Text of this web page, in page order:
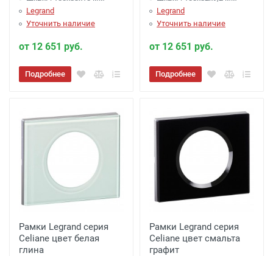
Legrand
Уточнить наличие
от 12 651 руб.
Подробнее
Legrand
Уточнить наличие
от 12 651 руб.
Подробнее
Рамки Legrand серия
Celiane цвет белая
глина
Рамки Legrand серия
Celiane цвет смальта
графит